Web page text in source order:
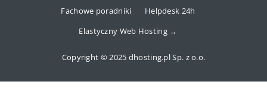
Fachowe poradniki
Helpdesk 24h
Elastyczny Web Hosting →
Copyright © 2025 dhosting.pl Sp. z o.o.